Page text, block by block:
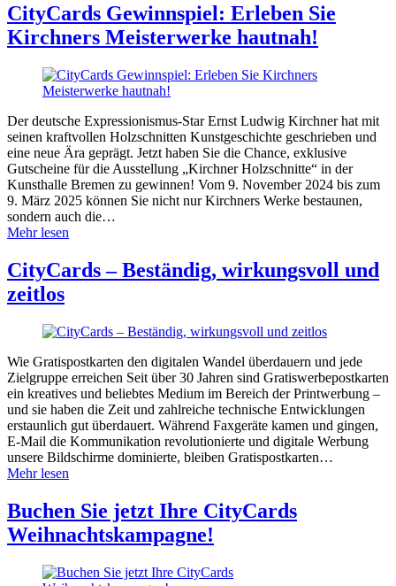
CityCards Gewinnspiel: Erleben Sie
Kirchners Meisterwerke hautnah!
Der deutsche Expressionismus-Star Ernst Ludwig Kirchner hat mit
seinen kraftvollen Holzschnitten Kunstgeschichte geschrieben und
eine neue Ära geprägt. Jetzt haben Sie die Chance, exklusive
Gutscheine für die Ausstellung „Kirchner Holzschnitte“ in der
Kunsthalle Bremen zu gewinnen! Vom 9. November 2024 bis zum
9. März 2025 können Sie nicht nur Kirchners Werke bestaunen,
sondern auch die…
Mehr lesen
CityCards – Beständig, wirkungsvoll und
zeitlos
Wie Gratispostkarten den digitalen Wandel überdauern und jede
Zielgruppe erreichen Seit über 30 Jahren sind Gratiswerbepostkarten
ein kreatives und beliebtes Medium im Bereich der Printwerbung –
und sie haben die Zeit und zahlreiche technische Entwicklungen
erstaunlich gut überdauert. Während Faxgeräte kamen und gingen,
E-Mail die Kommunikation revolutionierte und digitale Werbung
unsere Bildschirme dominierte, bleiben Gratispostkarten…
Mehr lesen
Buchen Sie jetzt Ihre CityCards
Weihnachtskampagne!